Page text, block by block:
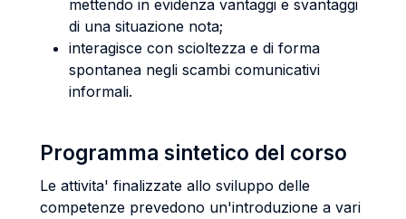
mettendo in evidenza vantaggi e svantaggi
di una situazione nota;
interagisce con scioltezza e di forma
spontanea negli scambi comunicativi
informali.
Programma sintetico del corso
Le attivita' finalizzate allo sviluppo delle
competenze prevedono un'introduzione a vari